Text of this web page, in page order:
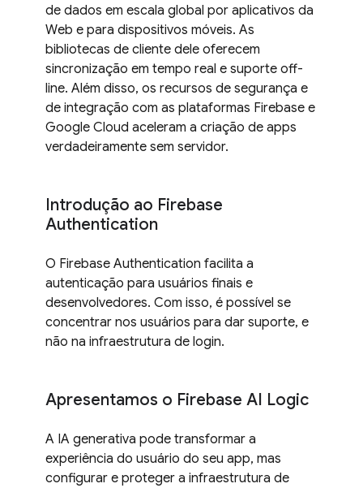
de dados em escala global por aplicativos da
Web e para dispositivos móveis. As
bibliotecas de cliente dele oferecem
sincronização em tempo real e suporte off-
line. Além disso, os recursos de segurança e
de integração com as plataformas Firebase e
Google Cloud aceleram a criação de apps
verdadeiramente sem servidor.
Introdução ao Firebase
Authentication
O Firebase Authentication facilita a
autenticação para usuários finais e
desenvolvedores. Com isso, é possível se
concentrar nos usuários para dar suporte, e
não na infraestrutura de login.
Apresentamos o Firebase AI Logic
A IA generativa pode transformar a
experiência do usuário do seu app, mas
configurar e proteger a infraestrutura de